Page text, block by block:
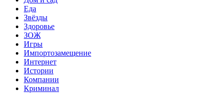
Еда
Звёзды
Здоровье
ЗОЖ
Игры
Импортозамещение
Интернет
Истории
Компании
Криминал